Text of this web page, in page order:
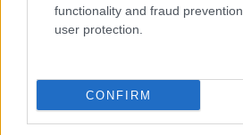
functionality and fraud
user protection.
CONFIRM
szolgáltatási feltételekérvényesek.